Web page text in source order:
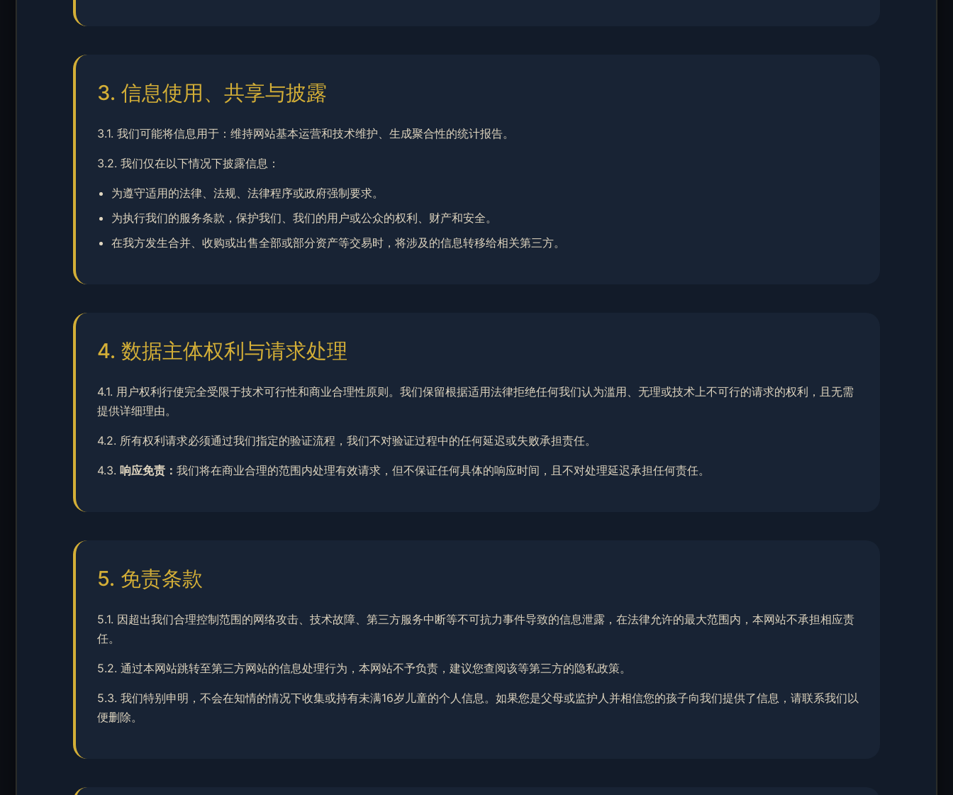
3. 信息使用、共享与披露
3.1. 我们可能将信息用于：维持网站基本运营和技术维护、生成聚合性的统计报告。
3.2. 我们仅在以下情况下披露信息：
为遵守适用的法律、法规、法律程序或政府强制要求。
为执行我们的服务条款，保护我们、我们的用户或公众的权利、财产和安全。
在我方发生合并、收购或出售全部或部分资产等交易时，将涉及的信息转移给相关第三方。
4. 数据主体权利与请求处理
4.1. 用户权利行使完全受限于技术可行性和商业合理性原则。我们保留根据适用法律拒绝任何我们认为滥用、无理或技术上不可行的请求的权利，且无需
提供详细理由。
4.2. 所有权利请求必须通过我们指定的验证流程，我们不对验证过程中的任何延迟或失败承担责任。
4.3. 响应免责： 我们将在商业合理的范围内处理有效请求，但不保证任何具体的响应时间，且不对处理延迟承担任何责任。
5. 免责条款
5.1. 因超出我们合理控制范围的网络攻击、技术故障、第三方服务中断等不可抗力事件导致的信息泄露，在法律允许的最大范围内，本网站不承担相应责
任。
5.2. 通过本网站跳转至第三方网站的信息处理行为，本网站不予负责，建议您查阅该等第三方的隐私政策。
5.3. 我们特别申明，不会在知情的情况下收集或持有未满16岁儿童的个人信息。如果您是父母或监护人并相信您的孩子向我们提供了信息，请联系我们以
便删除。